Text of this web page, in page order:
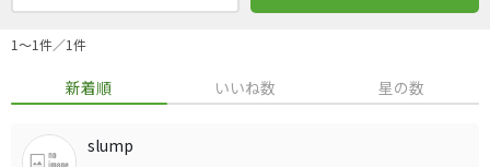
1〜1件／1件
新着順 いいね数 星の数
slump